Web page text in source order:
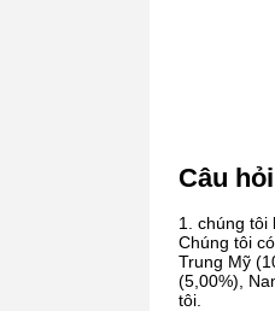
Câu
1. chúng tôi
Chúng tôi
Trung Mỹ
(5,00%),
tôi.